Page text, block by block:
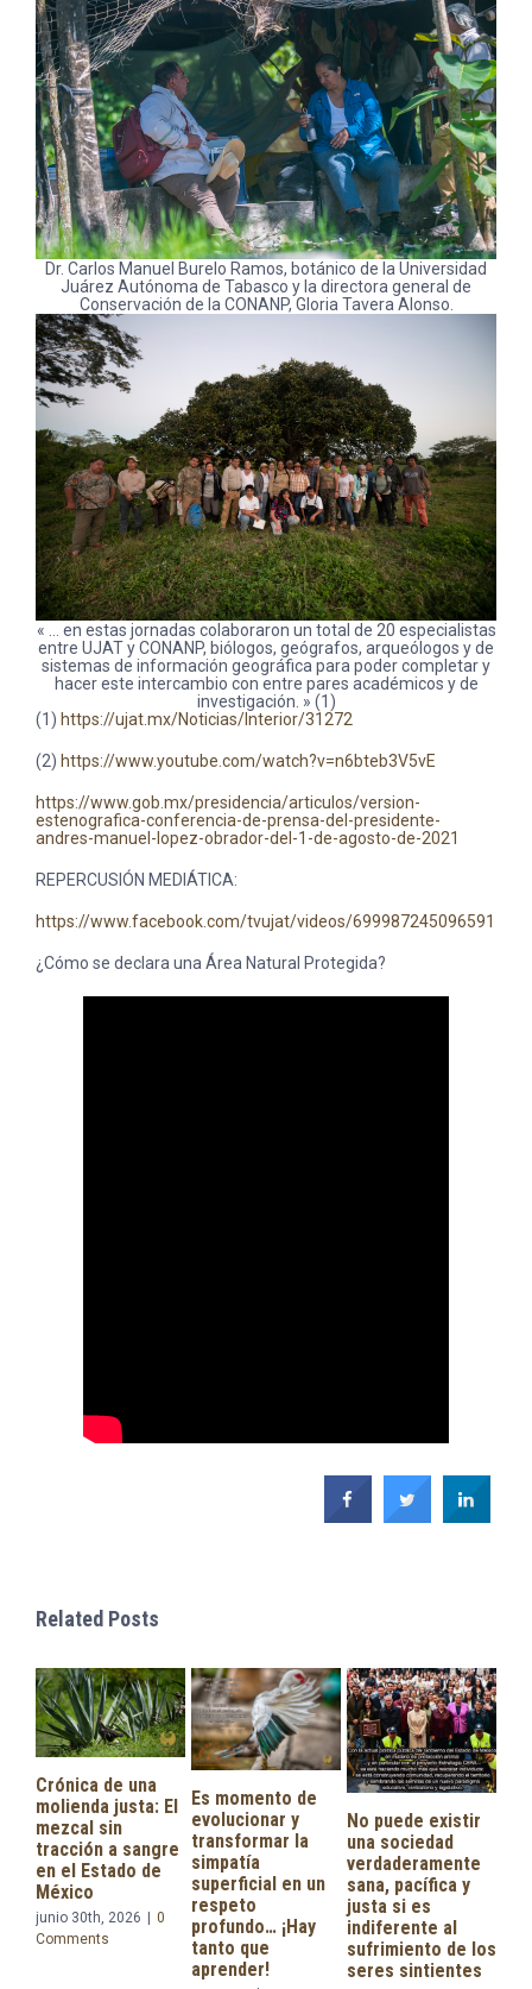
Dr. Carlos Manuel Burelo Ramos, botánico de la Universidad
Juárez Autónoma de Tabasco y la directora general de
Conservación de la CONANP, Gloria Tavera Alonso.
« … en estas jornadas colaboraron un total de 20 especialistas
entre UJAT y CONANP, biólogos, geógrafos, arqueólogos y de
sistemas de información geográfica para poder completar y
hacer este intercambio con entre pares académicos y de
investigación. » (1)
(1) https://ujat.mx/Noticias/Interior/31272
(2) https://www.youtube.com/watch?v=n6bteb3V5vE
https://www.gob.mx/presidencia/articulos/version-
estenografica-conferencia-de-prensa-del-presidente-
andres-manuel-lopez-obrador-del-1-de-agosto-de-2021
REPERCUSIÓN MEDIÁTICA:
https://www.facebook.com/tvujat/videos/699987245096591
¿Cómo se declara una Área Natural Protegida?
Related Posts
Es momento de
evolucionar y
transformar la
simpatía
superficial en un
respeto
profundo… ¡Hay
tanto que
No puede existir
una sociedad
verdaderamente
sana, pacífica y
justa si es
indiferente al
sufrimiento de los
seres sintientes
Se le confía a la
presidenta
Claudia
Sheinbaum